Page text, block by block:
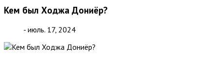
Кем был Ходжа Дониёр?
- июль. 17, 2024